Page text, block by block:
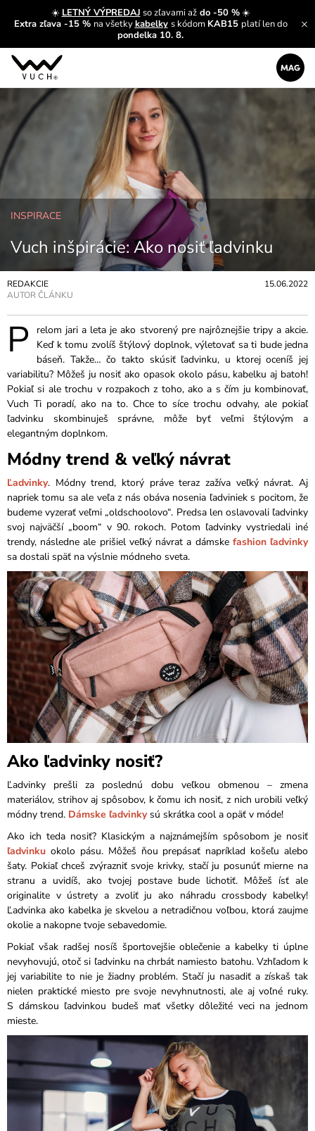
☀️ LETNÝ VÝPREDAJ so zľavami aždo -50 %☀️
Extra zľava -15 % na všetkykabelky s kódom KAB15 platí len do
pondelka 10. 8.
INSPIRACE
Vuch inšpirácie: Ako nosiť ľadvinku
15.06.2022
REDAKCIE
AUTOR ČLÁNKU
P
relom jari a leta je ako stvorený pre najrôznejšie tripy a akcie.
Keď k tomu zvolíš štýlový doplnok, výletovať sa ti bude jedna
báseň. Takže… čo takto skúsiť ľadvinku, u ktorej oceníš jej
variabilitu? Môžeš ju nosiť ako opasok okolo pásu, kabelku aj batoh!
Pokiaľ si ale trochu v rozpakoch z toho, ako a s čím ju kombinovať,
Vuch Ti poradí, ako na to. Chce to síce trochu odvahy, ale pokiaľ
ľadvinku skombinuješ správne, môže byť veľmi štýlovým a
elegantným doplnkom.
Módny trend & veľký návrat
Ľadvinky. Módny trend, ktorý práve teraz zažíva veľký návrat. Aj
napriek tomu sa ale veľa z nás obáva nosenia ľadviniek s pocitom, že
budeme vyzerať veľmi „oldschoolovo“. Predsa len oslavovali ľadvinky
svoj najväčší „boom“ v 90. rokoch. Potom ľadvinky vystriedali iné
trendy, následne ale prišiel veľký návrat a dámske fashion ľadvinky
sa dostali späť na výslnie módneho sveta.
Ako ľadvinky nosiť?
Ľadvinky prešli za poslednú dobu veľkou obmenou – zmena
materiálov, strihov aj spôsobov, k čomu ich nosiť, z nich urobili veľký
módny trend. Dámske ľadvinkysú skrátka cool a opäť v móde!
Ako ich teda nosiť? Klasickým a najznámejším spôsobom je nosiť
ľadvinku okolo pásu. Môžeš ňou prepásať napríklad košeľu alebo
šaty. Pokiaľ chceš zvýrazniť svoje krivky, stačí ju posunúť mierne na
stranu a uvidíš, ako tvojej postave bude lichotiť. Môžeš ísť ale
originalite v ústrety a zvoliť ju ako náhradu crossbody kabelky!
Ľadvinka ako kabelka je skvelou a netradičnou voľbou, ktorá zaujme
okolie a nakopne tvoje sebavedomie.
Pokiaľ však radšej nosíš športovejšie oblečenie a kabelky ti úplne
nevyhovujú, otoč si ľadvinku na chrbát namiesto batohu. Vzhľadom k
jej variabilite to nie je žiadny problém. Stačí ju nasadiť a získaš tak
nielen praktické miesto pre svoje nevyhnutnosti, ale aj voľné ruky.
S dámskou ľadvinkou budeš mať všetky dôležité veci na jednom
mieste.